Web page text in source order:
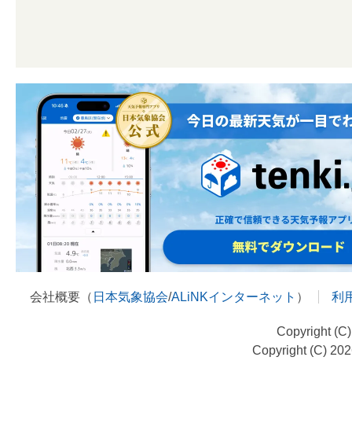
会社概要（ 日本気象協会/ALiNKインターネット ） 利
Copyright
Copyright (C)